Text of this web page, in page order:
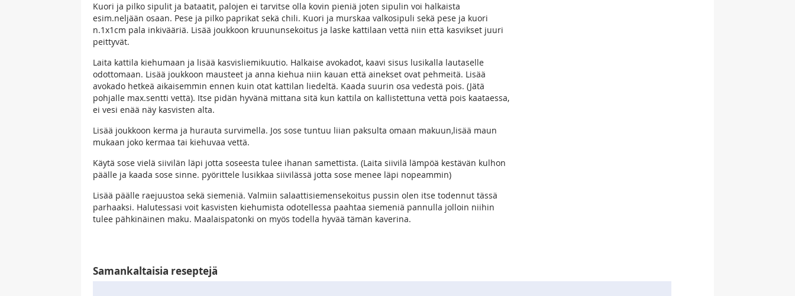
Kuori ja pilko sipulit ja bataatit, palojen ei tarvitse olla kovin pieniä joten sipulin voi halkaista
esim.neljään osaan. Pese ja pilko paprikat sekä chili. Kuori ja murskaa valkosipuli sekä pese ja kuori
n.1x1cm pala inkivääriä. Lisää joukkoon kruununsekoitus ja laske kattilaan vettä niin että kasvikset juuri
peittyvät.
Laita kattila kiehumaan ja lisää kasvisliemikuutio. Halkaise avokadot, kaavi sisus lusikalla lautaselle
odottomaan. Lisää joukkoon mausteet ja anna kiehua niin kauan että ainekset ovat pehmeitä. Lisää
avokado hetkeä aikaisemmin ennen kuin otat kattilan liedeltä. Kaada suurin osa vedestä pois. (Jätä
pohjalle max.sentti vettä). Itse pidän hyvänä mittana sitä kun kattila on kallistettuna vettä pois kaataessa,
ei vesi enää näy kasvisten alta.
Lisää joukkoon kerma ja hurauta survimella. Jos sose tuntuu liian paksulta omaan makuun,lisää maun
mukaan joko kermaa tai kiehuvaa vettä.
Käytä sose vielä siivilän läpi jotta soseesta tulee ihanan samettista. (Laita siivilä lämpöä kestävän kulhon
päälle ja kaada sose sinne. pyörittele lusikkaa siivilässä jotta sose menee läpi nopeammin)
Lisää päälle raejuustoa sekä siemeniä. Valmiin salaattisiemensekoitus pussin olen itse todennut tässä
parhaaksi. Halutessasi voit kasvisten kiehumista odotellessa paahtaa siemeniä pannulla jolloin niihin
tulee pähkinäinen maku. Maalaispatonki on myös todella hyvää tämän kaverina.
Samankaltaisia reseptejä